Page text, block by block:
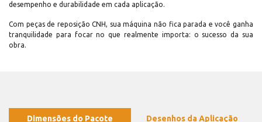
desempenho e durabilidade em cada aplicação.
Com peças de reposição CNH, sua máquina não fica parada e você ganha
tranquilidade para focar no que realmente importa: o sucesso da sua
obra.
Dimensões do Pacote Desenhos da Aplicação